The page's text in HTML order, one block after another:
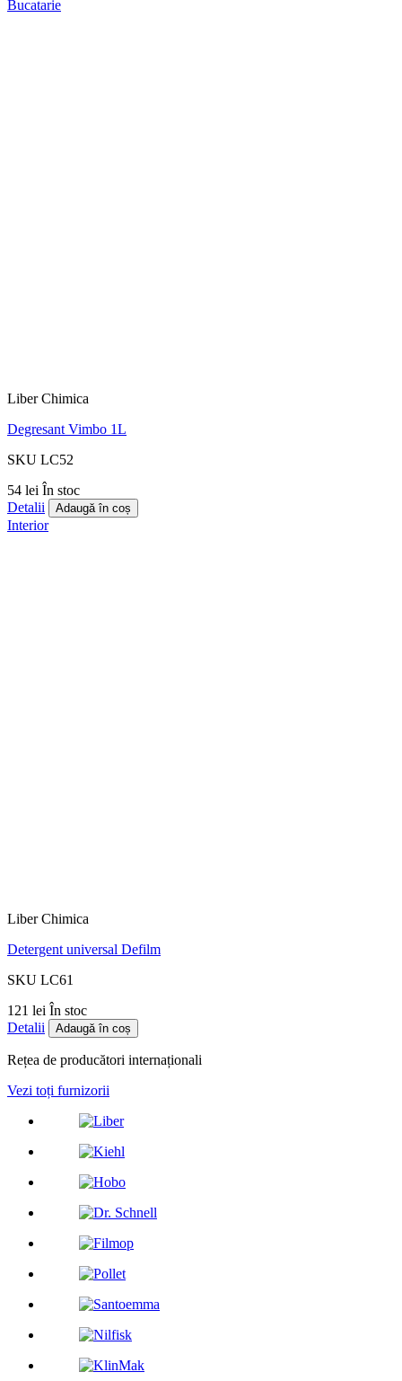
Bucatarie
Liber Chimica
Degresant Vimbo 1L
SKU LC52
54 lei În stoc
Detalii
Adaugă în coș
Interior
Liber Chimica
Detergent universal Defilm
SKU LC61
121 lei În stoc
Detalii
Adaugă în coș
Rețea de producători internaționali
Vezi toți furnizorii